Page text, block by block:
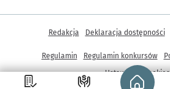
Strona
Inne informacje
Redakcja Deklaracja dostępności
Regulamin Regulamin konkursów
Ustawienia cookies